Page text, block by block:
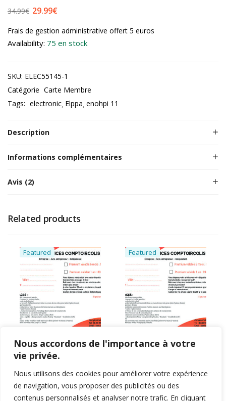
Nous accordons de l'importance à votre
vie privée.
Nous utilisons des cookies pour améliorer votre expérience
de navigation, vous proposer des publicités ou des
contenus personnalisés et analyser notre trafic. En cliquant
34.99€ 29.99€
Frais de gestion administrative offert 5 euros
Availability: 75 en stock
SKU: ELEC55145-1
Catégorie Carte Membre
Tags: electronic Elppa enohpi 11
Description
Informations complémentaires
Avis (2)
Related products
Featured
Pass Premium 6 mois –
Comptoir Colis
Note 4.90
19.99€
Featured
Pass Premium 6 mois
Note4.80
39.99€